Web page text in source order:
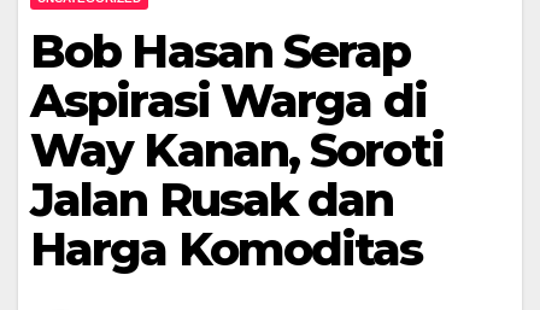
Bob Hasan Serap
Aspirasi Warga di
Way Kanan, Soroti
Jalan Rusak dan
Harga Komoditas